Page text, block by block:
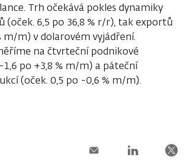
Trh očekává pokles dynamiky
6,5 po 36,8 % r/r), tak exportů
m/m) v dolarovém vyjádření.
na čtvrteční podnikové
po +3,8 % m/m) a páteční
(oček. 0,5 po -0,6 % m/m).